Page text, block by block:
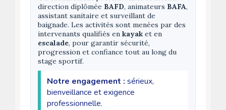
direction diplômée BAFD, animateurs BAFA,
assistant sanitaire et surveillant de
baignade. Les activités sont menées par des
intervenants qualifiés en kayak et en
escalade, pour garantir sécurité,
progression et confiance tout au long du
stage sportif.
Notre engagement : sérieux,
bienveillance et exigence
professionnelle.